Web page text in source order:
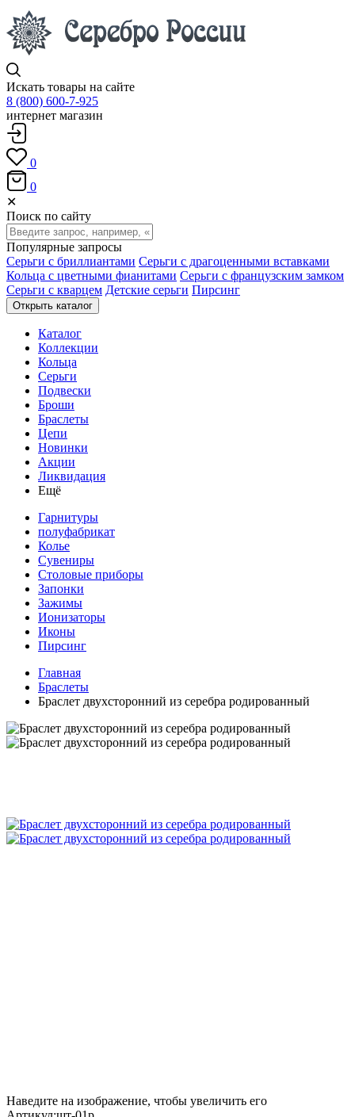
Искать товары на сайте
8 (800) 600-7-925
интернет магазин
0
0
✕
Поиск по сайту
Популярные запросы
Серьги с бриллиантами Серьги с драгоценными вставками
Кольца с цветными фианитами Серьги с французским замком
Серьги с кварцем Детские серьги Пирсинг
Открыть каталог
Каталог
Коллекции
Кольца
Серьги
Подвески
Броши
Браслеты
Цепи
Новинки
Акции
Ликвидация
Ещё
Гарнитуры
полуфабрикат
Колье
Сувениры
Столовые приборы
Запонки
Зажимы
Ионизаторы
Иконы
Пирсинг
Главная
Браслеты
Браслет двухсторонний из серебра родированный
Наведите на изображение, чтобы увеличить его